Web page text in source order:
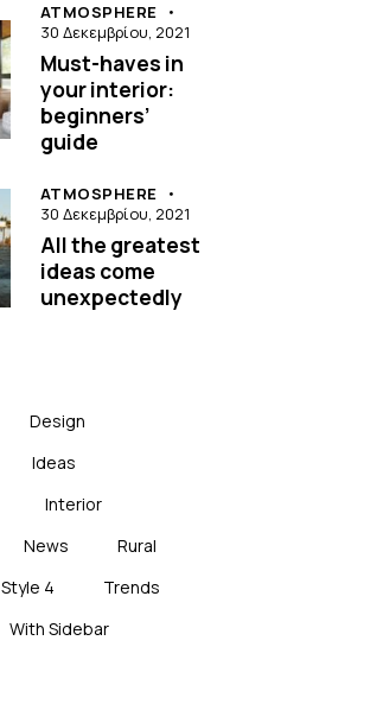
ATMOSPHERE
30 Δεκεμβρίου, 2021
Must-haves in
your interior:
beginners’
guide
ATMOSPHERE
30 Δεκεμβρίου, 2021
All the greatest
ideas come
unexpectedly
Design
Ideas
Interior
News
Rural
Style 4
Trends
With Sidebar